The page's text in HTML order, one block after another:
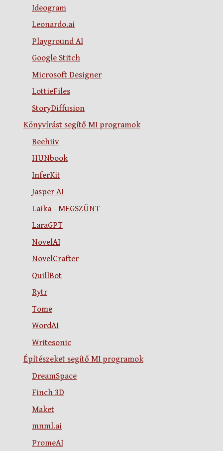
Ideogram
Leonardo.ai
Playground AI
Google Stitch
Microsoft Designer
LottieFiles
StoryDiffusion
Könyvírást segítő MI programok
Beehiiv
HUNbook
InferKit
Jasper AI
Laika - MEGSZÜNT
LaraGPT
NovelAI
NovelCrafter
QuillBot
Rytr
Tome
WordAI
Writesonic
Építészeket segítő MI programok
DreamSpace
Finch 3D
Maket
mnml.ai
PromeAI